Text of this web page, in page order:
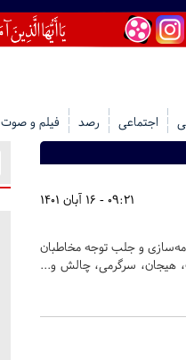
اجتماعی رصد فیلم و صوت
09:21 - 16 آبان 1401
و جلب توجه مخاطبان
هیجان، سرگرمی، چالش و...